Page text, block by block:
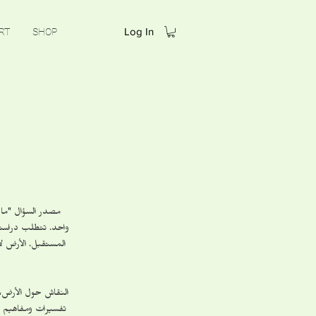
SHOP Log In
مصدر السؤال
واحد. تتطلب
المستقبل. الأرض
تفسيرات